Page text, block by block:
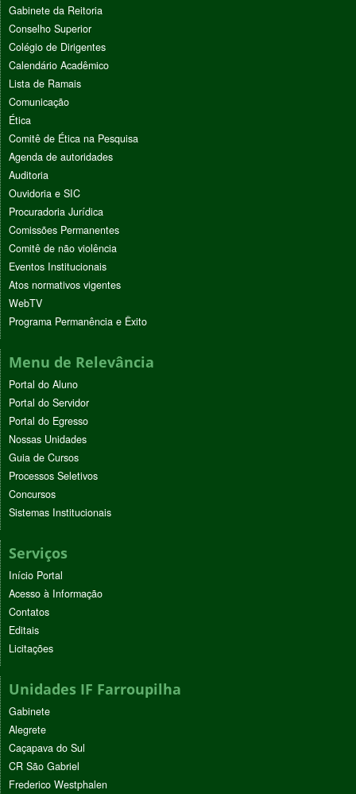
Gabinete da Reitoria
Conselho Superior
Colégio de Dirigentes
Calendário Acadêmico
Lista de Ramais
Comunicação
Ética
Comitê de Ética na Pesquisa
Agenda de autoridades
Auditoria
Ouvidoria e SIC
Procuradoria Jurídica
Comissões Permanentes
Comitê de não violência
Eventos Institucionais
Atos normativos vigentes
WebTV
Programa Permanência e Êxito
Menu de Relevância
Portal do Aluno
Portal do Servidor
Portal do Egresso
Nossas Unidades
Guia de Cursos
Processos Seletivos
Concursos
Sistemas Institucionais
Serviços
Início Portal
Acesso à Informação
Contatos
Editais
Licitações
Unidades IF Farroupilha
Gabinete
Alegrete
Caçapava do Sul
CR São Gabriel
Frederico Westphalen